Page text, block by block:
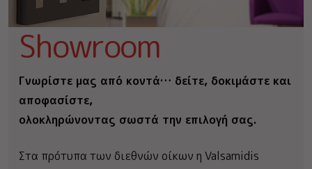
Showroom
Γνωρίστε μας από κοντά… δείτε, δοκιμάστε και
αποφασίστε,
ολοκληρώνοντας σωστά την επιλογή σας.
Στα πρότυπα των διεθνών οίκων η Valsamidis